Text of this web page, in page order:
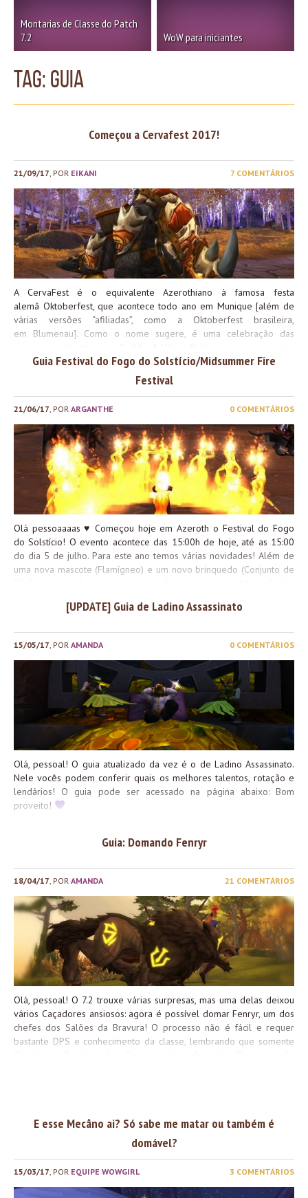
Montarias de Classe do Patch
7.2
WoW para iniciantes
TAG: Guia
Começou a Cervafest 2017!
21/09/17, POR EIKANI 7 COMENTÁRIOS
A CervaFest é o equivalente Azerothiano à famosa festa
alemã Oktoberfest, que acontece todo ano em Munique [além de
várias versões “afiliadas”, como a Oktoberfest brasileira,
em Blumenau]. Como o nome sugere, é uma celebração das
acontece dos dias 20 de setembro a 6 de outubro de 2017. Nesse
ano temos como novidades o fato de personagens a partir do nível
46 poderem acessar o chefe do evento e todos os itens estéticos
poderem ser usados como transmog nos dias da festa. Além disso
temos como recompensa os seguintes itens: Algumas partes do
evento podem ser aproveitadas por personagens de todos os
níveis, mas outras, necessárias para a conquista meta Mestre-
cervejeiro, requerem que o personagem seja nível 46 ou acima – o
que pode fazer com que muita gente precise esperar mais um ano
para conseguir o Rédeas do Protodraco Violeta da Um ano de
luta,...
Guia Festival do Fogo do Solstício/Midsummer Fire
Festival
21/06/17 , POR ARGANTHE 0 COMENTÁRIOS
Olá pessoaaaas ♥ Começou hoje em Azeroth o Festival do Fogo
do Solstício! O evento acontece das 15:00h de hoje, até as 15:00
do dia 5 de julho. Para este ano temos várias novidades! Além de
uma nova mascote (Flamígneo) e um novo brinquedo (Conjunto de
Draenor e as Ilhas Partidas foram incluídas nos mapas de caça às
Guardião das Chamas de Draenor Protetor das Chamas de Draenor
Extinguindo Draenor Extinguindo Draenor Guardião das Chamas
das Ilhas Partidas Protetor das Chamas das Ilhas Partidas
Extinguindo as Ilhas Partidas Extinguindo as Ilhas Partidas Confiram
nosso guia completo no link abaixo: Boa semana!
[UPDATE] Guia de Ladino Assassinato
15/05/17 , POR AMANDA 0 COMENTÁRIOS
Olá, pessoal! O guia atualizado da vez é o de Ladino Assassinato.
Nele vocês podem conferir quais os melhores talentos, rotação e
lendários! O guia pode ser acessado na página abaixo: Bom
proveito!
Guia: Domando Fenryr
18/04/17 , POR AMANDA 21 COMENTÁRIOS
Olá, pessoal! O 7.2 trouxe várias surpresas, mas uma delas deixou
vários Caçadores ansiosos: agora é possível domar Fenryr, um dos
chefes dos Salões da Bravura! O processo não é fácil e requer
bastante DPS e conhecimento da classe, lembrando que somente
Fenryr, na minha opinião, é um dos ajudantes mais estilosos de
Azeroth, então vale a pena investir nessa caça
E esse Mecâno ai? Só sabe me matar ou também é
domável?
15/03/17 , POR EQUIPE WOWGIRL 3 COMENTÁRIOS